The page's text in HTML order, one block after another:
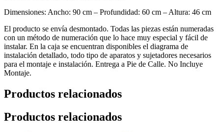
Dimensiones: Ancho: 90 cm – Profundidad: 60 cm – Altura: 46 cm
El producto se envía desmontado. Todas las piezas están numeradas
con un método de numeración que lo hace muy especial y fácil de
instalar. En la caja se encuentran disponibles el diagrama de
instalación detallado, todo tipo de aparatos y sujetadores necesarios
para el montaje e instalación. Entrega a Pie de Calle. No Incluye
Montaje.
Productos relacionados
Productos relacionados